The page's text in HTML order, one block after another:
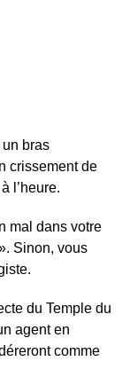
bras
crissement de
l’heure.
mal dans votre
Sinon, vous
du Temple du
agent en
comme